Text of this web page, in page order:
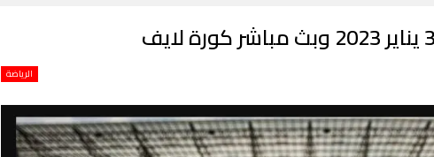
الرياضة